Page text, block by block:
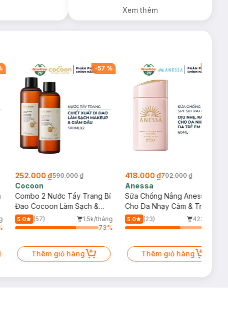
(SL có hạn)
Xem thêm
-57 %
252.000 ₫590.000 ₫
Cocoon
Combo 2 Nước Tẩy Trang Bí
Đao Cocoon Làm Sạch &
Giảm Dầu 500ml
5.0 (57)
1.5k/tháng
73%
Thêm giỏ hàng
418.000 ₫702.000 ₫
Anessa
Sữa Chống Nắng Anessa
Cho Da Nhạy Cảm & Trẻ Em
60ml (Mới)
5.0 (23)
423/tháng
Thêm giỏ hàng